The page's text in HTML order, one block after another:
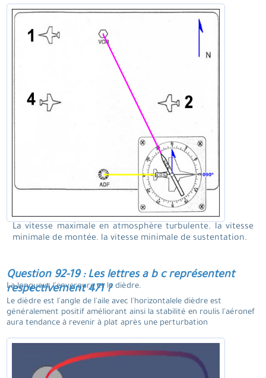
La vitesse maximale en atmosphère turbulente. la vitesse
minimale de montée. la vitesse minimale de sustentation.
Question 92-19 : Les lettres a b c représentent
respectivement 471 ?
La longueur l'envergure et le dièdre.
Le dièdre est l'angle de l'aile avec l'horizontalele dièdre est
généralement positif améliorant ainsi la stabilité en roulis l'aéronef
aura tendance à revenir à plat après une perturbation